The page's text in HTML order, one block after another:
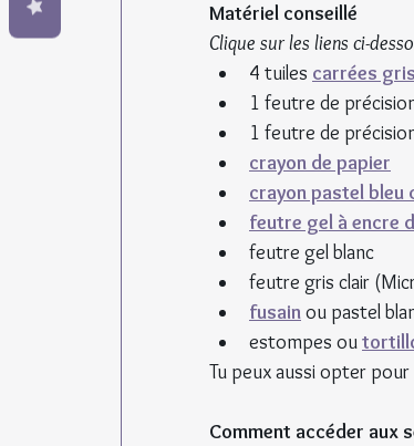
Matériel conseillé
Clique sur les liens ci-
4 tuiles carrées
1 feutre de
1 feutre de
crayon de papier
crayon pastel bleu
feutre gel à encre
feutre gel blanc
feutre gris clair
fusain ou pastel
estompes ou
Tu peux aussi opter pour
Comment accéder aux